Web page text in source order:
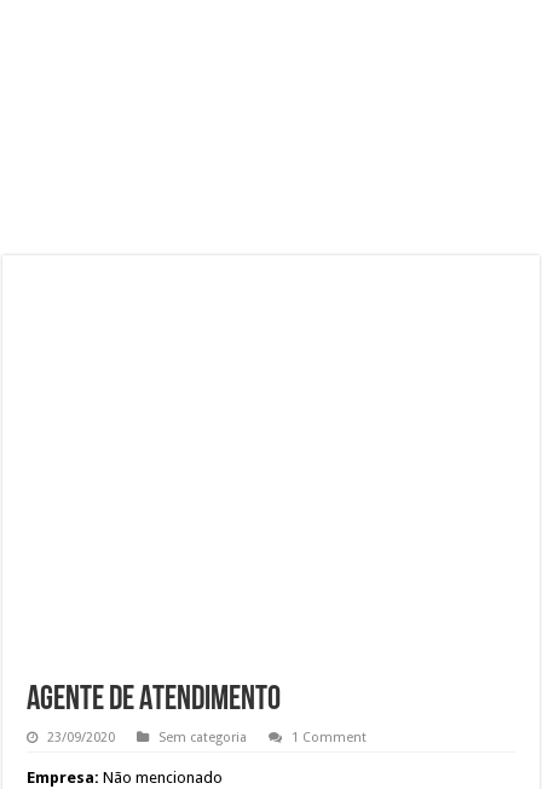
Agente de Atendimento
23/09/2020 Sem categoria 1 Comment
Empresa: Não mencionado